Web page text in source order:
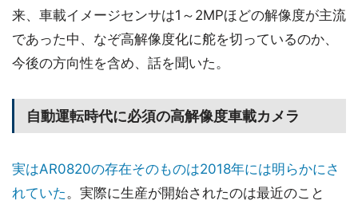
来、車載イメージセンサは1～2MPほどの解像度が主流
であった中、なぞ高解像度化に舵を切っているのか、
今後の方向性を含め、話を聞いた。
自動運転時代に必須の高解像度車載カメラ
実はAR0820の存在そのものは2018年には明らかにさ
れていた。実際に生産が開始されたのは最近のこと